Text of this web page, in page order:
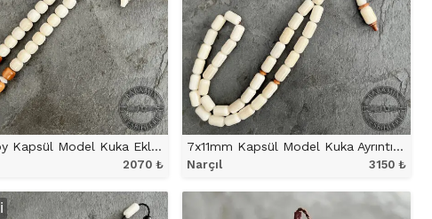
Küçük Boy Kapsül Model Kuka Eklemeli Narçıl Tesbih
2070 ₺
ÜRÜNÜ İNCELE
7x11mm Kapsül Model Kuka Ayrıntılı Narçıl Tesbih
Narçıl 3150 ₺